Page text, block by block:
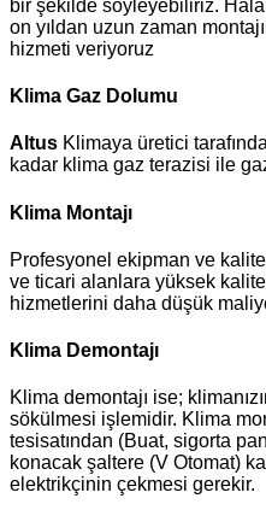
bir şekilde söyleyebiliriz.
on yıldan uzun zaman
hizmeti veriyoruz
Klima Gaz Dolumu
Altus Klimaya üretici
kadar klima gaz terazisi ile
Klima Montajı
Profesyonel ekipman ve
ve ticari alanlara yüksek
hizmetlerini daha düşük
Klima Demontajı
Klima demontajı ise;
sökülmesi işlemidir. Klima
tesisatından (Buat, sigorta
konacak şaltere (V Otomat)
elektrikçinin çekmesi gerekir.